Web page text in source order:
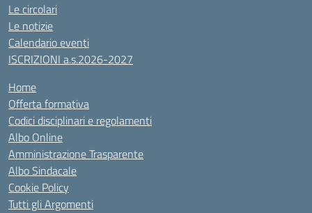
Le circolari
Le notizie
Calendario eventi
ISCRIZIONI a.s.2026-2027
Home
Offerta formativa
Codici disciplinari e regolamenti
Albo Online
Amministrazione Trasparente
Albo Sindacale
Cookie Policy
Tutti gli Argomenti